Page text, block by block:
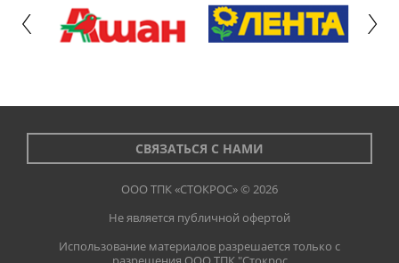
СВЯЗАТЬСЯ С НАМИ
ООО ТПК «СТОКРОС» © 2026
Не является публичной офертой
Использование материалов разрешается только с